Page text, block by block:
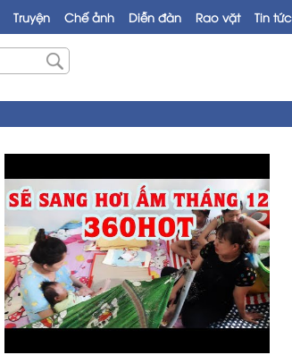
Truyện Chế ảnh Diễn đàn Rao vặt Tin tức